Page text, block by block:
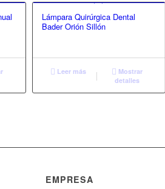
Lámpara Quirúrgica Dental
Bader Orión Sillón
Leer más
Mostrar
detalles
EMPRESA